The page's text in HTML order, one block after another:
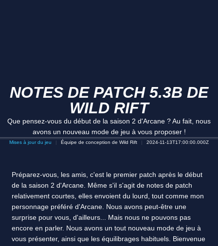
NOTES DE PATCH 5.3B DE
WILD RIFT
Que pensez-vous du début de la saison 2 d'Arcane ? Au fait, nous
avons un nouveau mode de jeu à vous proposer !
Mises à jour du jeu Équipe de conception de Wild Rift 2024-11-13T17:00:00.000Z
Préparez-vous, les amis, c'est le premier patch après le début
de la saison 2 d'Arcane. Même s'il s'agit de notes de patch
relativement courtes, elles envoient du lourd, tout comme mon
personnage préféré d'Arcane. Nous avons peut-être une
surprise pour vous, d'ailleurs... Mais nous ne pouvons pas
encore en parler. Nous avons un tout nouveau mode de jeu à
vous présenter, ainsi que les équilibrages habituels. Bienvenue